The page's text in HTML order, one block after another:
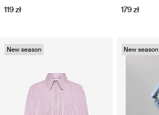
119 zł 179 zł
New season New season